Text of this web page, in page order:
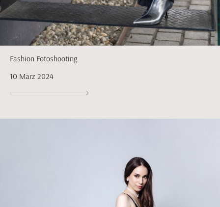
Fashion Fotoshooting
10 März 2024